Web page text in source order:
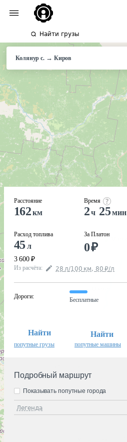
Найти грузы
Колянур с. → Киров
Расстояние
162км
Расход топлива
45 л
3 600 ₽
Время
2 ч 25мин
За Платон
0₽
Из расчёта: 28 л/100 км, 80 ₽/л
Дороги:
Бесплатные
Найти
попутные грузы
Найти
попутные машины
Подробный маршрут
Легенда
Показывать попутные города